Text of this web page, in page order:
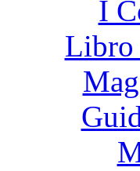
I
Libro